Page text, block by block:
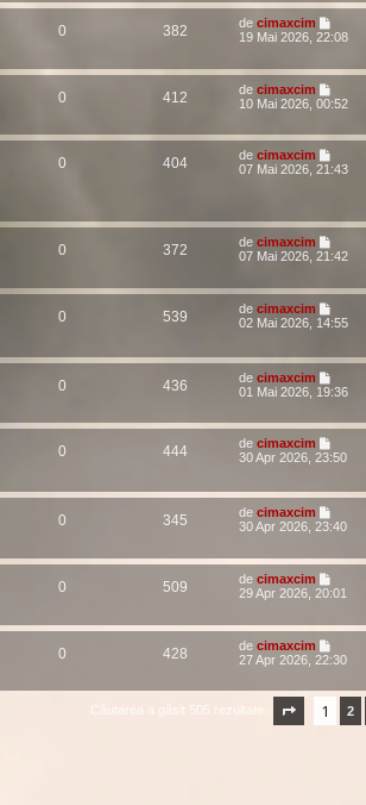
0 382 de cimaxcim
19 Mai 2026, 22:08
0 412 de cimaxcim
10 Mai 2026, 00:52
0 404 de cimaxcim
07 Mai 2026, 21:43
0 372 de cimaxcim
07 Mai 2026, 21:42
0 539 de cimaxcim
02 Mai 2026, 14:55
0 436 de cimaxcim
01 Mai 2026, 19:36
0 444 de cimaxcim
30 Apr 2026, 23:50
0 345 de cimaxcim
30 Apr 2026, 23:40
0 509 de cimaxcim
29 Apr 2026, 20:01
0 428 de cimaxcim
27 Apr 2026, 22:30
Căutarea a găsit 505 rezultate Pagina 1din
1 2